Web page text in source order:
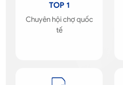
TOP 1
Chuyên hội chợ quốc
tế